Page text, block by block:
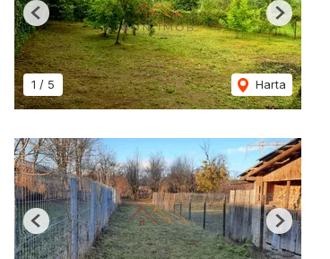
1 / 5 Harta
Previous Next
Previous Next